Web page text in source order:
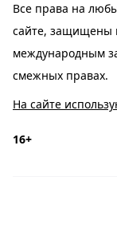
Все права на
сайте, защищены
международным
смежных правах.
На сайте
16+